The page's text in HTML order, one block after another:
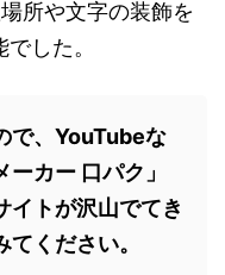
所や文字の装飾を
した。
で、YouTubeな
カー 口パク」
イトが沢山でてき
ください。